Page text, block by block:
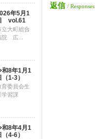
年5月1
vol.61
立大町総合
院 広...
和8年1月1
（1-3）
育委員会生
学習課
和8年4月1
（4-6）
返信 / Responses